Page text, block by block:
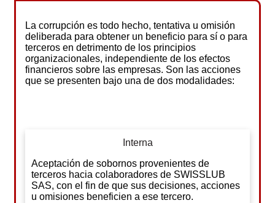
La corrupción es todo hecho, tentativa u omisión
deliberada para obtener un beneficio para sí o para
terceros en detrimento de los principios
organizacionales, independiente de los efectos
financieros sobre las empresas. Son las acciones
que se presenten bajo una de dos modalidades:
Interna
Aceptación de sobornos provenientes de
terceros hacia colaboradores de SWISSLUB
SAS, con el fin de que sus decisiones, acciones
u omisiones beneficien a ese tercero.